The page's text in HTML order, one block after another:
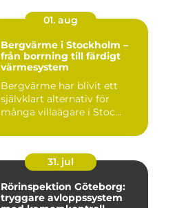
01. aug
Bergvärme i Stockholm –
från borrning till färdigt
värmesystem
Bergvärme har blivit ett
självklart alternativ för
många villaägare i Stoc...
31. jul
Rörinspektion Göteborg:
tryggare avloppssystem